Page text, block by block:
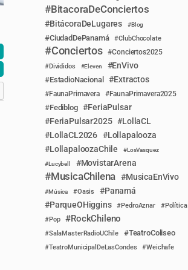
BitacoraDeConciertos
BitácoraDeLugares Blog
CiudadDePanamá ClubChocolate
Conciertos Conciertos2025
Divididos Eleven EnVivo
EstadioNacional Extractos
FaunaPrimavera FaunaPrimavera2025
Fediblog
FeriaPulsar
FeriaPulsar2025
LollaCL
LollaCL2026
Lollapalooza
LollapaloozaChile
LosVasquez
Lucybell
MovistarArena
MusicaChilena MusicaEnVivo
Música Oasis
Panamá
ParqueOHiggins
PedroAznar
Política
Pop
RockChileno
SalaMasterRadioUChile TeatroColiseo
TeatroMunicipalDeLasCondes Weichafe